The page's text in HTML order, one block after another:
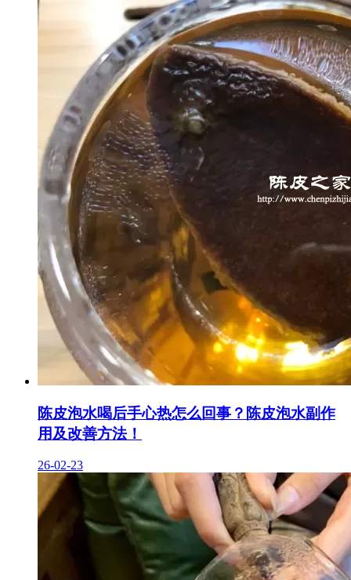
陈皮泡水喝后手心热怎么回事？陈皮泡水副作
用及改善方法！
26-02-23